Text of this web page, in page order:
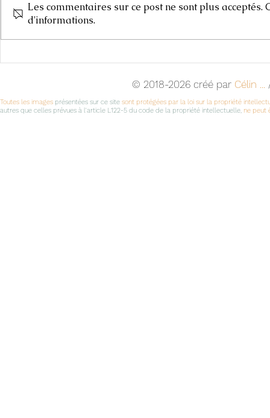
Cours d'Arts Plastiques,
Les commentaires sur ce post ne sont plus
d'informations.
© 2018-2026 créé par Célin ...
Toutes les images présentées sur ce site sont protégées par la loi sur la propriété
autres que celles prévues à l'article L122-5 du code de la propriété intellectuelle, ne peut